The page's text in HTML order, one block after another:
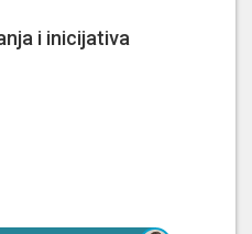
i inicijativa